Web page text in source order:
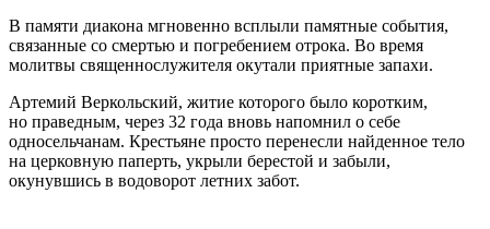
В памяти диакона мгновенно всплыли памятные события,
связанные со смертью и погребением отрока. Во время
молитвы священнослужителя окутали приятные запахи.
Артемий Веркольский, житие которого было коротким,
но праведным, через 32 года вновь напомнил о себе
односельчанам. Крестьяне просто перенесли найденное тело
на церковную паперть, укрыли берестой и забыли,
окунувшись в водоворот летних забот.